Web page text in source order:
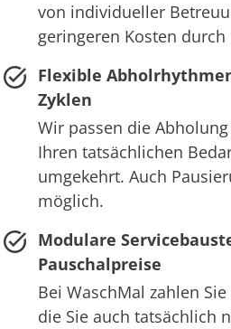
von individueller
geringeren Kosten durch
Flexible
Zyklen
Wir passen die
Ihren tatsächlichen
umgekehrt. Auch
möglich.
Modulare
Pauschalpreise
Bei WaschMal zahlen
die Sie auch tatsächlich